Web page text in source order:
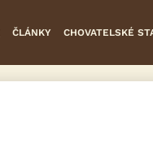
ČLÁNKY CHOVATELSKÉ